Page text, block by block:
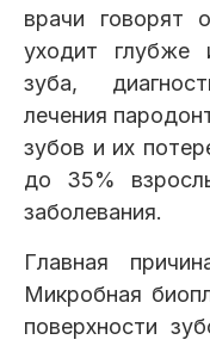
врачи говорят
уходит глубже
зуба,
лечения
зубов и их
до 35%
заболевания.
Главная
Микробная
поверхности